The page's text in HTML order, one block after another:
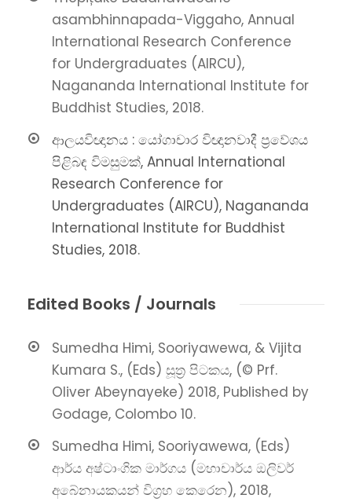
asambhinnapada-Viggaho, Annual
International Research Conference
for Undergraduates (AIRCU),
Nagananda International Institute for
Buddhist Studies, 2018.
ආලයවිඥානය : යෝගාචාර විඥානවාදී ප්‍රවේශය
පිළිබඳ විමසුමක්, Annual International
Research Conference for
Undergraduates (AIRCU), Nagananda
International Institute for Buddhist
Studies, 2018.
Edited Books / Journals
Sumedha Himi, Sooriyawewa, & Vijita
Kumara S., (Eds) සූත්‍ර පිටකය, (© Prf.
Oliver Abeynayeke) 2018, Published by
Godage, Colombo 10.
Sumedha Himi, Sooriyawewa, (Eds)
ආර්ය අෂ්ටාංගික මාර්ගය (මහාචාර්ය ඔලිවර්
අබේනායකයන් විග්‍රහ කෙරෙන), 2018,